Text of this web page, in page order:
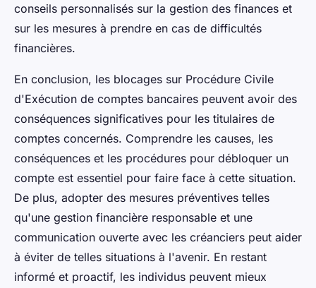
conseils personnalisés sur la gestion des finances et
sur les mesures à prendre en cas de difficultés
financières.
En conclusion, les blocages sur Procédure Civile
d'Exécution de comptes bancaires peuvent avoir des
conséquences significatives pour les titulaires de
comptes concernés. Comprendre les causes, les
conséquences et les procédures pour débloquer un
compte est essentiel pour faire face à cette situation.
De plus, adopter des mesures préventives telles
qu'une gestion financière responsable et une
communication ouverte avec les créanciers peut aider
à éviter de telles situations à l'avenir. En restant
informé et proactif, les individus peuvent mieux